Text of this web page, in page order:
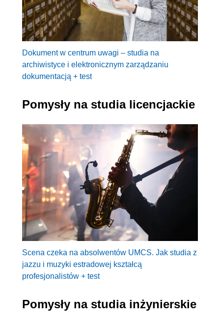
Dokument w centrum uwagi – studia na
archiwistyce i elektronicznym zarządzaniu
dokumentacją + test
Pomysły na studia licencjackie
Scena czeka na absolwentów UMCS. Jak studia z
jazzu i muzyki estradowej kształcą
profesjonalistów + test
Pomysły na studia inżynierskie